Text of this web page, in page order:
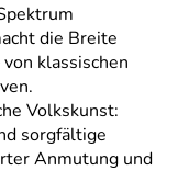
die Breite
klassischen
Volkskunst:
sorgfältige
Anmutung und